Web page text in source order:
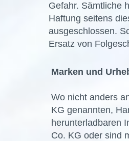
Gefahr. Sämtliche
Haftung seitens
ausgeschlossen.
Ersatz von
Marken und
Wo nicht anders
KG genannten,
herunterladbaren
Co. KG oder sind